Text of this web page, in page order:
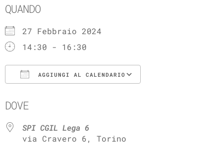
QUANDO
27 Febbraio 2024
14:30 - 16:30
AGGIUNGI AL CALENDARIO
DOVE
SPI CGIL Lega 6
via Cravero 6, Torino